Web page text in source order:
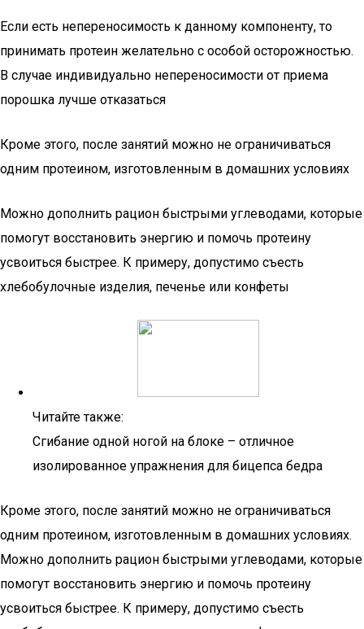
Если есть непереносимость к данному компоненту, то
принимать протеин желательно с особой осторожностью.
В случае индивидуально непереносимости от приема
порошка лучше отказаться
Кроме этого, после занятий можно не ограничиваться
одним протеином, изготовленным в домашних условиях
Можно дополнить рацион быстрыми углеводами, которые
помогут восстановить энергию и помочь протеину
усвоиться быстрее. К примеру, допустимо съесть
хлебобулочные изделия, печенье или конфеты
Читайте также:
Сгибание одной ногой на блоке – отличное
изолированное упражнения для бицепса бедра
Кроме этого, после занятий можно не ограничиваться
одним протеином, изготовленным в домашних условиях.
Можно дополнить рацион быстрыми углеводами, которые
помогут восстановить энергию и помочь протеину
усвоиться быстрее. К примеру, допустимо съесть